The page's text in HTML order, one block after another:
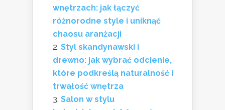
wnętrzach: jak łączyć
różnorodne style i uniknąć
chaosu aranżacji
Styl skandynawski i
drewno: jak wybrać odcienie,
które podkreślą naturalność i
trwałość wnętrza
Salon w stylu